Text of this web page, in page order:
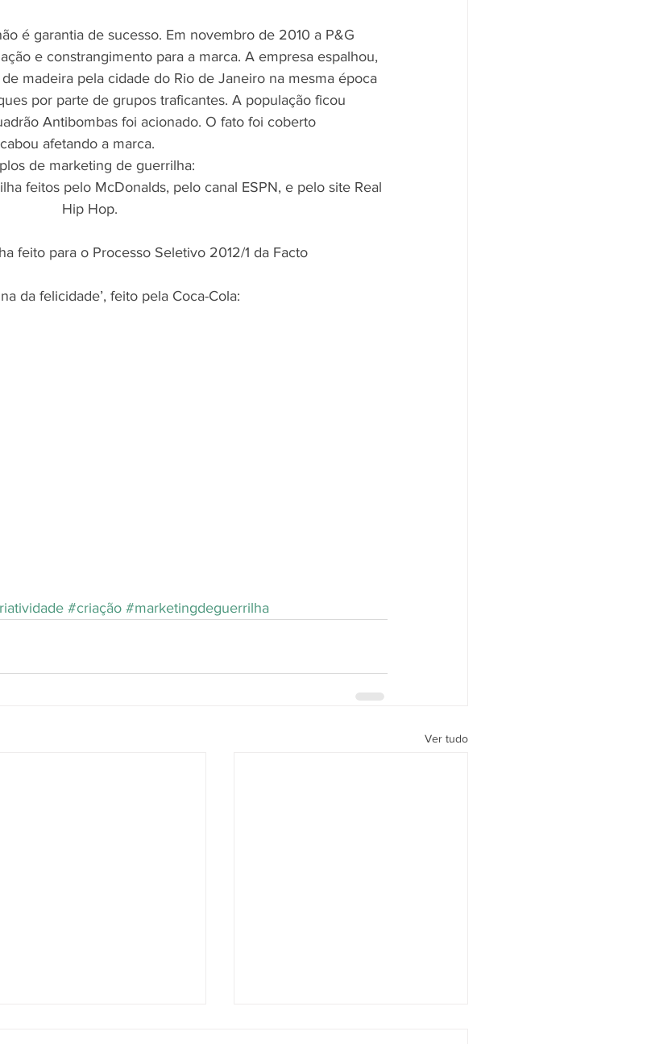
é garantia de sucesso. Em novembro de 2010 a P&G
e constrangimento para a marca. A empresa espalhou,
madeira pela cidade do Rio de Janeiro na mesma época
por parte de grupos traficantes. A população ficou
Antibombas foi acionado. O fato foi coberto
afetando a marca.
de marketing de guerrilha:
feitos pelo McDonalds, pelo canal ESPN, e pelo site Real
Hip Hop.
feito para o Processo Seletivo 2012/1 da Facto
da felicidade’, feito pela Coca-Cola:
#criação #marketingdeguerrilha
Ver tudo